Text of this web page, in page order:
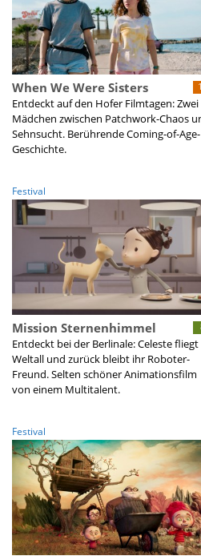
When We Were Sisters
Entdeckt auf den Hofer Filmtagen: Zwei
Mädchen zwischen Patchwork-Chaos
Sehnsucht. Berührende Coming-of-Age-
Geschichte.
Festival
Mission Sternenhimmel
Entdeckt bei der Berlinale: Celeste fliegt
Weltall und zurück bleibt ihr Roboter-
Freund. Selten schöner Animationsfilm
von einem Multitalent.
Festival